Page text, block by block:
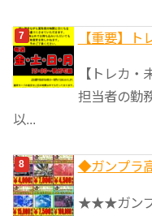
【重要】ト
【トレカ・
担当者の勤
以...
◆ガンプラ
★★★ガンプ